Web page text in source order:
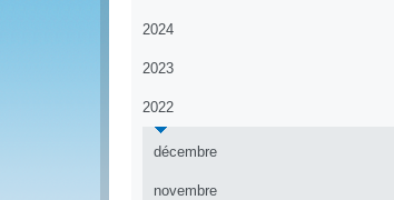
2024
2023
2022
décembre
novembre